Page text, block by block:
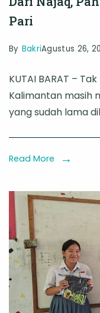
Pari
By BakriAgustus 26,
KUTAI BARAT –
Kalimantan masih
yang sudah lama
Read More